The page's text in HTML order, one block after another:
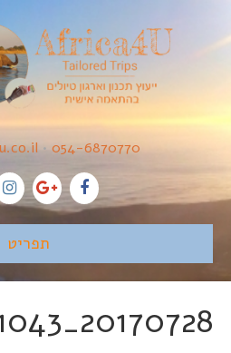
054-6870770
•
תפריט
20170728_201043